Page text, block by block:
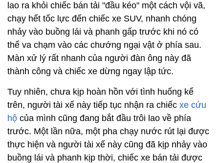
lao ra khỏi chiếc bán tải "đầu kéo" một cách vội vã,
chạy hết tốc lực đến chiếc xe SUV, nhanh chóng
nhảy vào buồng lái và phanh gấp trước khi nó có
thể va chạm vào các chướng ngại vật ở phía sau.
Màn xử lý rất nhanh của người đàn ông này đã
thành công và chiếc xe dừng ngay lập tức.
Tuy nhiên, chưa kịp hoàn hồn với tình huống kể
trên, người tài xế này tiếp tục nhận ra chiếc xe cứu
hộ của mình cũng đang bắt đầu trôi lao về phía
trước. Một lần nữa, một pha chạy nước rút lại được
thực hiện và người tài xế này cũng đã kịp nhảy vào
buồng lái và phanh kịp thời, chiếc xe bán tải được